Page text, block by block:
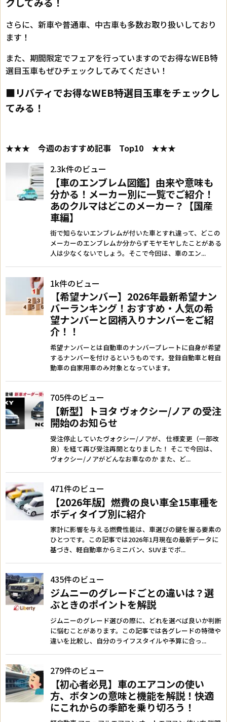
さらに、新車や普通車、中古車も多数お取り扱いしており
ます！
また、期間限定でフェアを行っていますのでお得なWEB特
選目玉車もぜひチェックしてみてください！
■リバティでお得なWEB特選目玉車をチェックし
てみる！
★★★ 今週のおすすめ記事 Top10 ★★★